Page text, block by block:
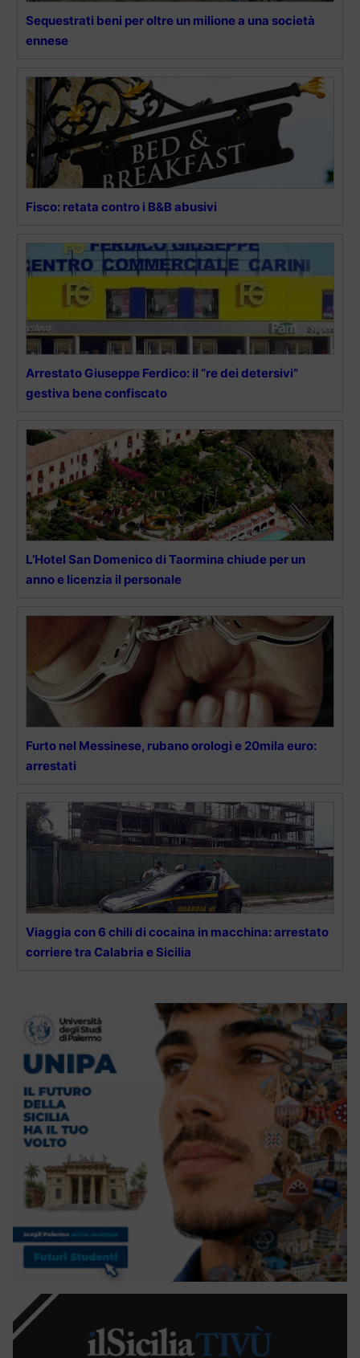
Sequestrati beni per oltre un milione a una società
ennese
Fisco: retata contro i B&B abusivi
Arrestato Giuseppe Ferdico: il “re dei detersivi”
gestiva bene confiscato
L’Hotel San Domenico di Taormina chiude per un
anno e licenzia il personale
Furto nel Messinese, rubano orologi e 20mila euro:
arrestati
Viaggia con 6 chili di cocaina in macchina: arrestato
corriere tra Calabria e Sicilia